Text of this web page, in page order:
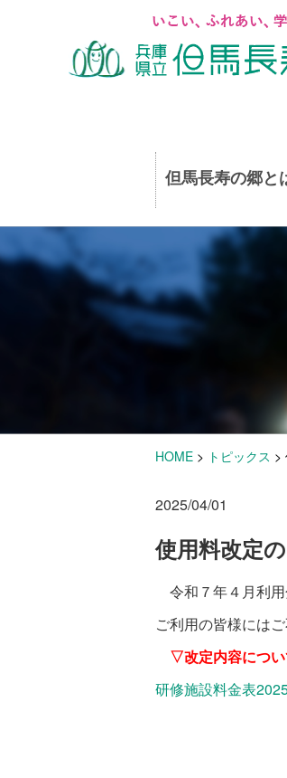
但馬長寿の郷と
HOME > トピックス >
2025/04/01
使用料改定
令和７年４月利用
ご利用の皆様には
▽改定内容につい
研修施設料金表